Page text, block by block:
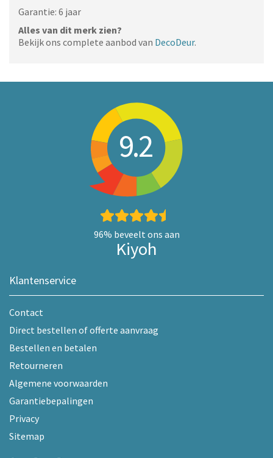
Garantie: 6 jaar
Alles van dit merk zien?
Bekijk ons complete aanbod van DecoDeur.
9.2
96% beveelt ons aan
Kiyoh
Klantenservice
Contact
Direct bestellen of offerte aanvraag
Bestellen en betalen
Retourneren
Algemene voorwaarden
Garantiebepalingen
Privacy
Sitemap